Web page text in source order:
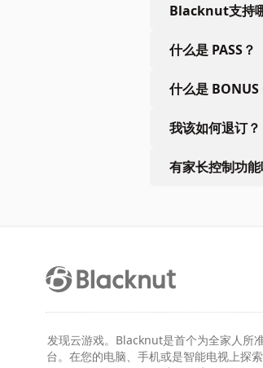
Blacknut支持
什么是 PASS？
什么是 BONUS
我该如何退订？
有家长控制功能
发现云游戏。Blacknut是首个为全家人所
台。在您的电脑、手机或是智能电视上探